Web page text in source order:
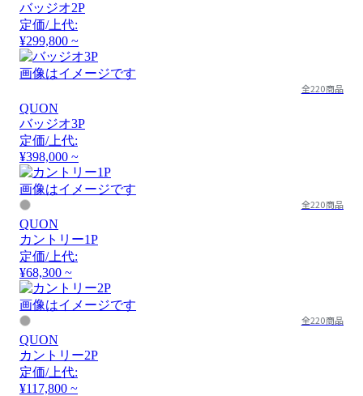
バッジオ2P
定価/上代:
¥299,800 ~
画像はイメージです
全220商品
QUON
バッジオ3P
定価/上代:
¥398,000 ~
画像はイメージです
全220商品
QUON
カントリー1P
定価/上代:
¥68,300 ~
画像はイメージです
全220商品
QUON
カントリー2P
定価/上代:
¥117,800 ~